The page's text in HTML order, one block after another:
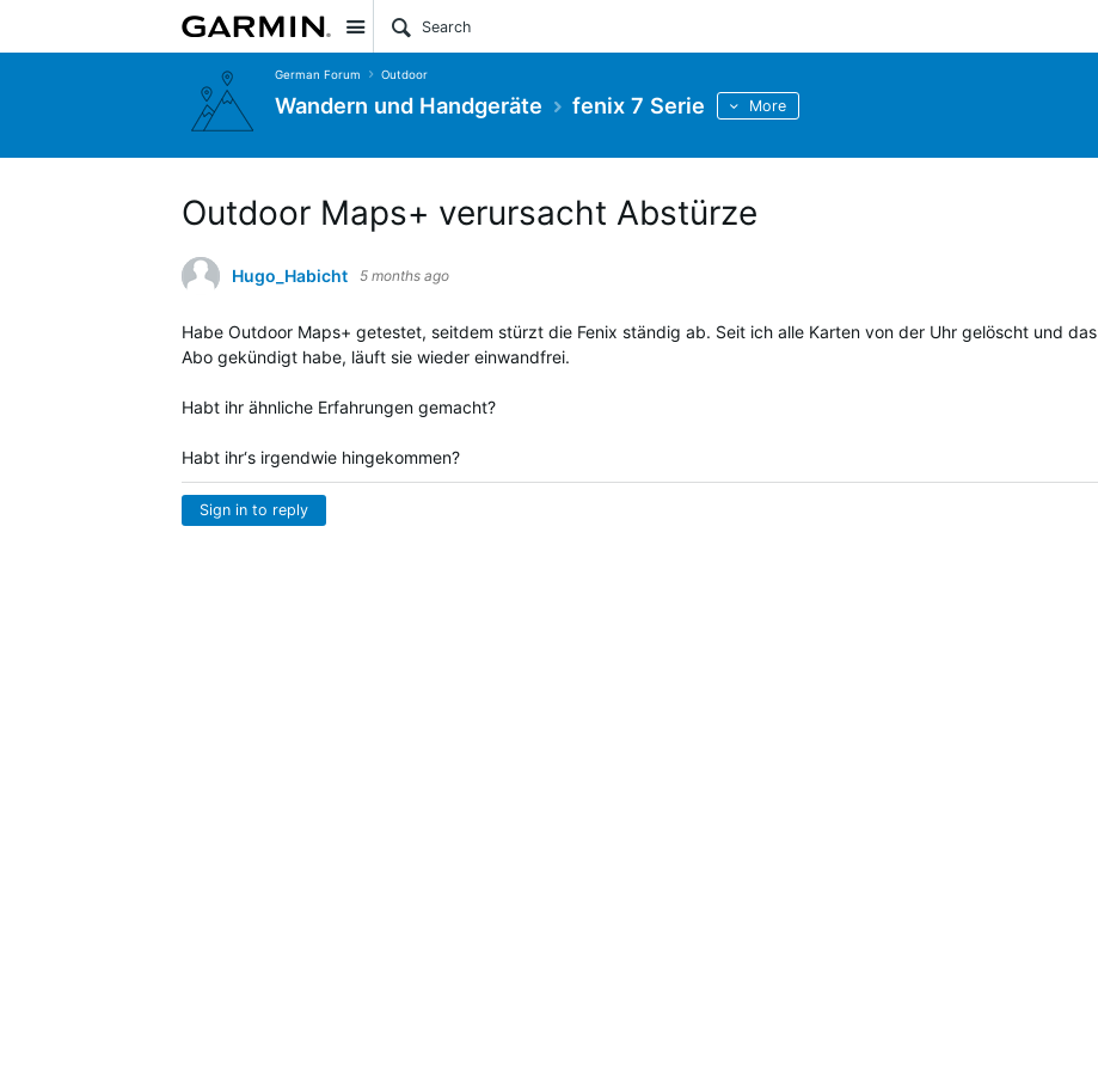
Site
German Forum Outdoor
Wandern und Handgeräte fenix 7 Serie More
Outdoor Maps+ verursacht Abstürze
Hugo_Habicht 5 months ago
Habe Outdoor Maps+ getestet, seitdem stürzt die Fenix ständig ab. Seit ich alle Karten von der Uhr gelöscht und das
Abo gekündigt habe, läuft sie wieder einwandfrei.
Habt ihr ähnliche Erfahrungen gemacht?
Habt ihr‘s irgendwie hingekommen?
Sign in to reply